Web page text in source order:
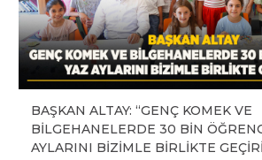
BAŞKAN ALTAY: “GENÇ KOMEK VE
BİLGEHANELERDE 30 BİN
AYLARINI BİZİMLE BİRLİKTE